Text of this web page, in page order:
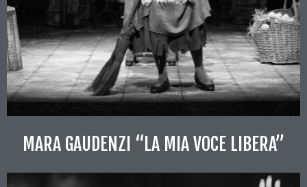
MARA GAUDENZI “LA MIA VOCE LIBERA”